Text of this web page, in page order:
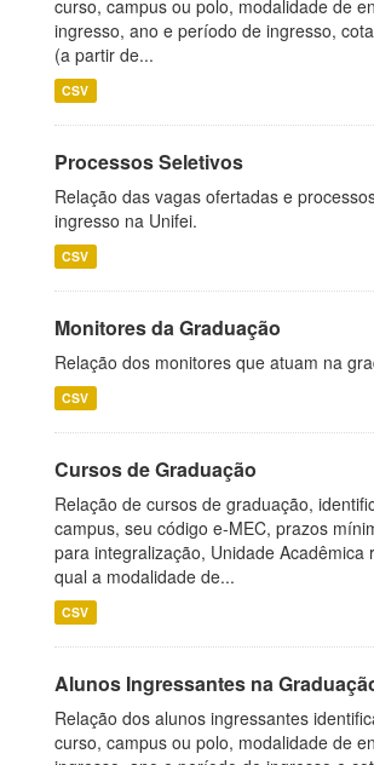
curso, campus ou polo, modalidade de
ingresso, ano e período de ingresso,
(a partir de...
CSV
Processos Seletivos
Relação das vagas ofertadas e
ingresso na Unifei.
CSV
Monitores da Graduação
Relação dos monitores que atuam na
CSV
Cursos de Graduação
Relação de cursos de graduação,
campus, seu código e-MEC, prazos
para integralização, Unidade Acadêmica
qual a modalidade de...
CSV
Alunos Ingressantes na
Relação dos alunos ingressantes
curso, campus ou polo, modalidade de